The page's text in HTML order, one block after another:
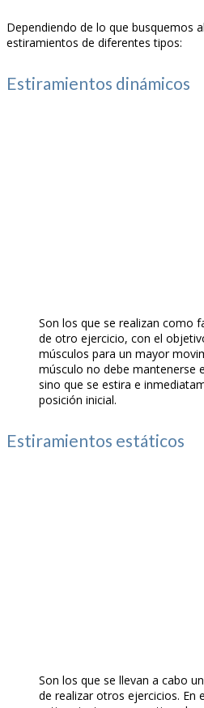
Dependiendo de lo que busquemos
estiramientos de diferentes tipos:
Estiramientos dinámicos
Son los que se realizan como
de otro ejercicio, con el
músculos para un mayor
músculo no debe mantenerse
sino que se estira e
posición inicial.
Estiramientos estáticos
Son los que se llevan a cabo
de realizar otros ejercicios. En